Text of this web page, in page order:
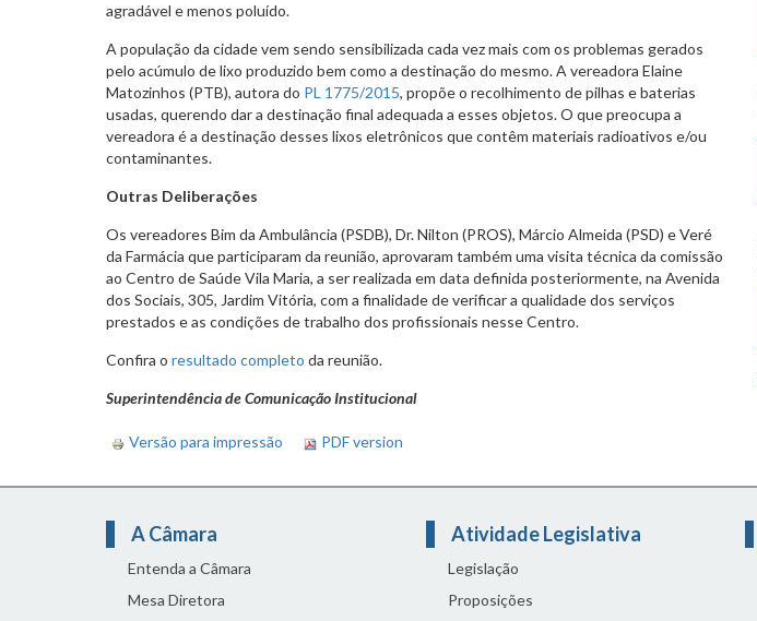
agradável e menos poluído.
A população da cidade vem sendo sensibilizada cada vez mais com os problemas gerados
pelo acúmulo de lixo produzido bem como a destinação do mesmo. A vereadora Elaine
Matozinhos (PTB), autora do PL 1775/2015, propõe o recolhimento de pilhas e baterias
usadas, querendo dar a destinação final adequada a esses objetos. O que preocupa a
vereadora é a destinação desses lixos eletrônicos que contêm materiais radioativos e/ou
contaminantes.
Outras Deliberações
Os vereadores Bim da Ambulância (PSDB), Dr. Nilton (PROS), Márcio Almeida (PSD) e Veré
da Farmácia que participaram da reunião, aprovaram também uma visita técnica da comissão
ao Centro de Saúde Vila Maria, a ser realizada em data definida posteriormente, na Avenida
dos Sociais, 305, Jardim Vitória, com a finalidade de verificar a qualidade dos serviços
prestados e as condições de trabalho dos profissionais nesse Centro.
Confira o resultado completo da reunião.
Superintendência de Comunicação Institucional
Versão para impressão PDF version
A Câmara
Entenda a Câmara
Mesa Diretora
Atividade Legislativa
Legislação
Proposições